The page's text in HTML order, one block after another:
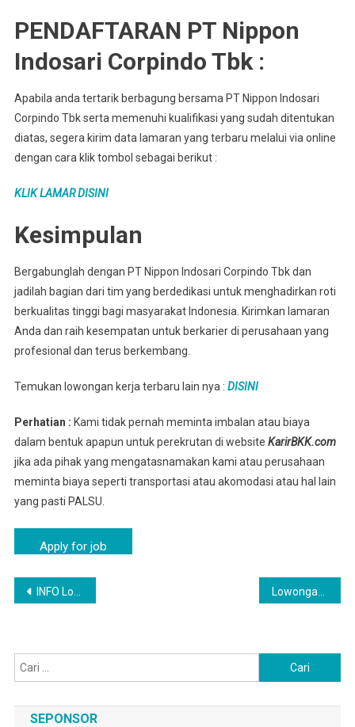
PENDAFTARAN PT Nippon
Indosari Corpindo Tbk :
Apabila anda tertarik berbagung bersama PT Nippon Indosari
Corpindo Tbk serta memenuhi kualifikasi yang sudah ditentukan
diatas, segera kirim data lamaran yang terbaru melalui via online
dengan cara klik tombol sebagai berikut :
KLIK LAMAR DISINI
Kesimpulan
Bergabunglah dengan PT Nippon Indosari Corpindo Tbk dan
jadilah bagian dari tim yang berdedikasi untuk menghadirkan roti
berkualitas tinggi bagi masyarakat Indonesia. Kirimkan lamaran
Anda dan raih kesempatan untuk berkarier di perusahaan yang
profesional dan terus berkembang.
Temukan lowongan kerja terbaru lain nya : DISINI
Perhatian : Kami tidak pernah meminta imbalan atau biaya
dalam bentuk apapun untuk perekrutan di website KarirBKK.com
jika ada pihak yang mengatasnamakan kami atau perusahaan
meminta biaya seperti transportasi atau akomodasi atau hal lain
yang pasti PALSU.
Navigasi
INFO Loker Karyawan Pabrik SARI ROTI ( Purwakarta )
untuk:
SEPONSOR